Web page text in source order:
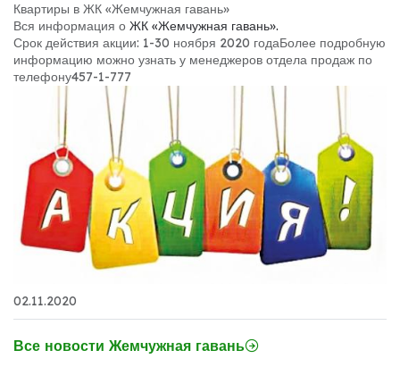
Квартиры в ЖК «Жемчужная гавань»
Вся информация о ЖК «Жемчужная гавань».
Срок действия акции: 1-30 ноября 2020 годаБолее подробную
информацию можно узнать у менеджеров отдела продаж по
телефону457-1-777
02.11.2020
Все новости Жемчужная гавань